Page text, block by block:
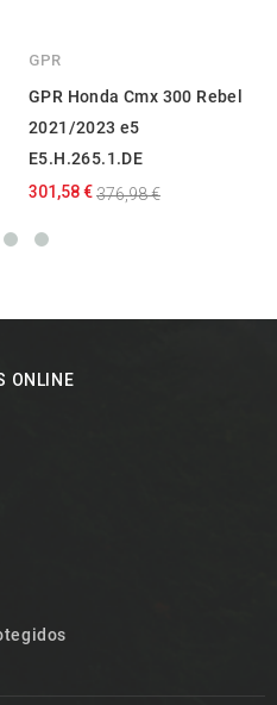
GPR
GPR Honda Cmx 300 Rebel
2021/2023 e5
E5.H.265.1.DE
301,58 €376,98 €
ONLINE